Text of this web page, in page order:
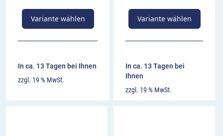
Variante wählen
In ca. 13 Tagen bei Ihnen
zzgl. 19 % MwSt.
Variante wählen
In ca. 13 Tagen bei
Ihnen
zzgl. 19 % MwSt.